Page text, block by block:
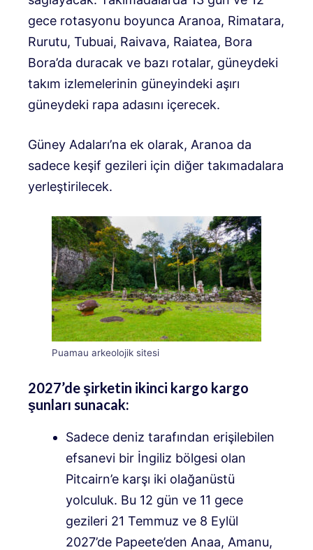
gece rotasyonu boyunca Aranoa, Rimatara,
Rurutu, Tubuai, Raivava, Raiatea, Bora
Bora’da duracak ve bazı rotalar, güneydeki
takım izlemelerinin güneyindeki aşırı
güneydeki rapa adasını içerecek.
Güney Adaları’na ek olarak, Aranoa da
sadece keşif gezileri için diğer takımadalara
yerleştirilecek.
Puamau arkeolojik sitesi
2027’de şirketin ikinci kargo kargo
şunları sunacak:
Sadece deniz tarafından erişilebilen
efsanevi bir İngiliz bölgesi olan
Pitcairn’e karşı iki olağanüstü
yolculuk. Bu 12 gün ve 11 gece
gezileri 21 Temmuz ve 8 Eylül
2027’de Papeete’den Anaa, Amanu,